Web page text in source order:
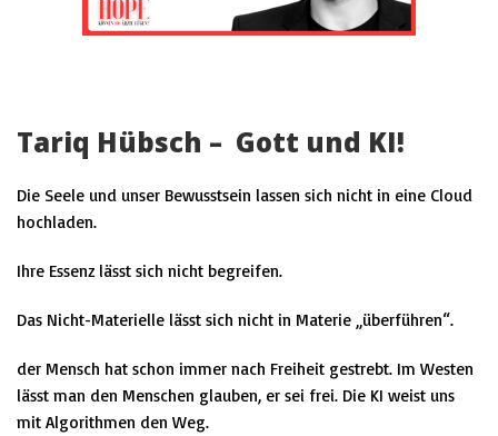
Tariq Hübsch – Gott und KI!
Die Seele und unser Bewusstsein lassen sich nicht in eine Cloud
hochladen.
Ihre Essenz lässt sich nicht begreifen.
Das Nicht-Materielle lässt sich nicht in Materie „überführen“.
der Mensch hat schon immer nach Freiheit gestrebt. Im Westen
lässt man den Menschen glauben, er sei frei. Die KI weist uns
mit Algorithmen den Weg.